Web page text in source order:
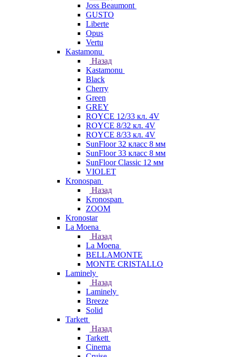
Joss Beaumont
GUSTO
Liberte
Opus
Vertu
Kastamonu
Назад
Kastamonu
Black
Cherry
Green
GREY
ROYCE 12/33 кл. 4V
ROYCE 8/32 кл. 4V
ROYCE 8/33 кл. 4V
SunFloor 32 класс 8 мм
SunFloor 33 класс 8 мм
SunFloor Classic 12 мм
VIOLET
Kronospan
Назад
Kronospan
ZOOM
Kronostar
La Moena
Назад
La Moena
BELLAMONTE
MONTE CRISTALLO
Laminely
Назад
Laminely
Breeze
Solid
Tarkett
Назад
Tarkett
Cinema